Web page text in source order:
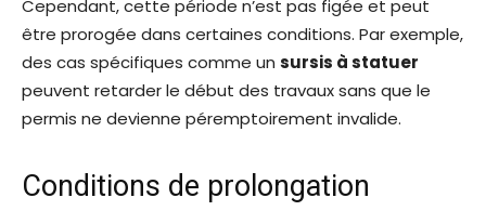
Cependant, cette période n’est pas figée et peut
être prorogée dans certaines conditions. Par exemple,
des cas spécifiques comme un sursis à statuer
peuvent retarder le début des travaux sans que le
permis ne devienne péremptoirement invalide.
Conditions de prolongation